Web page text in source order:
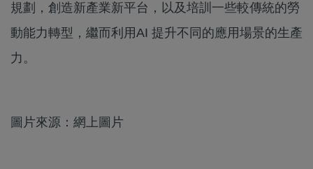
規劃，創造新產業新平台，以及培訓一些較傳統的勞
動能力轉型，繼而利用AI 提升不同的應用場景的生產
力。
圖片來源：網上圖片